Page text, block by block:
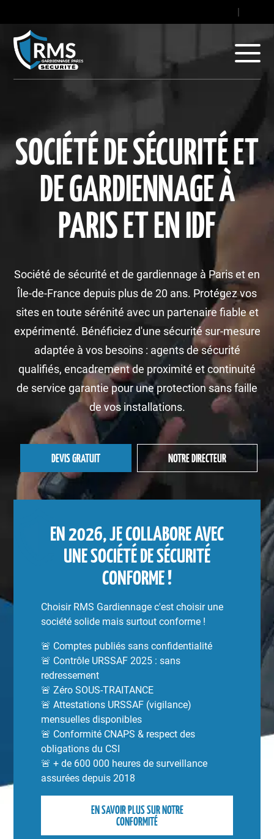
|
SOCIÉTÉ DE SÉCURITÉ ET
DE GARDIENNAGE À
PARIS ET EN IDF
Société de sécurité et de gardiennage à Paris et en
Île-de-France depuis plus de 20 ans. Protégez vos
sites en toute sérénité avec un partenaire fiable et
expérimenté. Bénéficiez d'une sécurité sur-mesure
adaptée à vos besoins : agents de sécurité
qualifiés, encadrement de proximité et continuité
de service garantie pour une protection sans faille
de vos installations.
DEVIS GRATUIT NOTRE DIRECTEUR
EN 2026, JE COLLABORE AVEC
UNE SOCIÉTÉ DE SÉCURITÉ
CONFORME !
Choisir RMS Gardiennage c'est choisir une
société solide mais surtout conforme !
🚨 Comptes publiés sans confidentialité
🚨 Contrôle URSSAF 2025 : sans
redressement
🚨 Zéro SOUS-TRAITANCE
🚨 Attestations URSSAF (vigilance)
mensuelles disponibles
🚨 Conformité CNAPS & respect des
obligations du CSI
🚨 + de 600 000 heures de surveillance
assurées depuis 2018
EN SAVOIR PLUS SUR NOTRE
CONFORMITÉ